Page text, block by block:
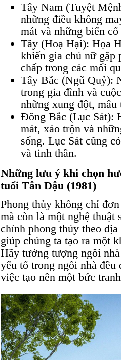
Tây Nam (Tuyệt
những điều không
mát và những biến
Tây (Hoạ Hại): Họa
khiến gia chủ nữ gặp
chấp trong các mối
Tây Bắc (Ngũ Quỷ):
trong gia đình và
những xung đột,
Đông Bắc (Lục Sát):
mát, xáo trộn và
sống. Lục Sát cũng
và tinh thần.
Những lưu ý khi chọn
tuổi Tân Dậu (1981)
Phong thủy không chỉ
mà còn là một nghệ thuật
chỉnh phong thủy theo
giúp chúng ta tạo ra một
Hãy tưởng tượng ngôi
yếu tố trong ngôi nhà
việc tạo nên một bức